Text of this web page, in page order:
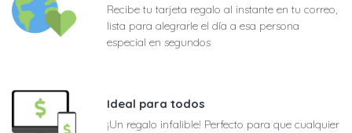
Recibe tu tarjeta regalo al instante en tu correo,
lista para alegrarle el día a esa persona
especial en segundos
Ideal para todos
¡Un regalo infalible! Perfecto para que cualquier